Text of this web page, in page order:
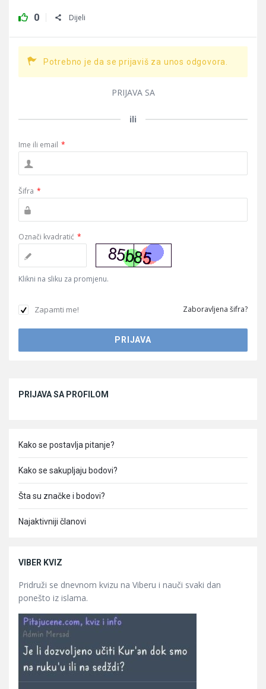
0 Dijeli
Potrebno je da se prijaviš za unos odgovora.
PRIJAVA SA
ili
Ime ili email *
Šifra *
Označi kvadratić *
Klikni na sliku za promjenu.
Zapamti me! Zaboravljena šifra?
PRIJAVA SA PROFILOM
Kako se postavlja pitanje?
Kako se sakupljaju bodovi?
Šta su značke i bodovi?
Najaktivniji članovi
VIBER KVIZ
Pridruži se dnevnom kvizu na Viberu i nauči svaki dan
ponešto iz islama.